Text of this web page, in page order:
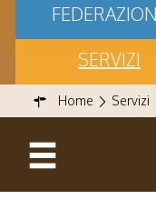
SERVIZI
Home Servizi